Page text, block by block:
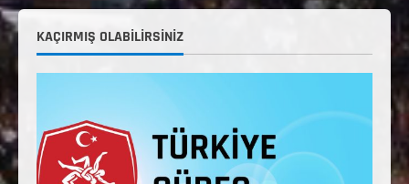
KAÇIRMIŞ OLABILIRSINIZ